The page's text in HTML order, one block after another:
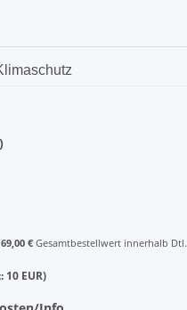
69,00 € Gesamtbestellwert innerhalb Dtl.
EUR)